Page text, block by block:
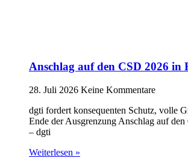
Anschlag auf den CSD 2026 in
28. Juli 2026 Keine Kommentare
dgti fordert konsequenten Schutz, volle
Ende der Ausgrenzung Anschlag auf
– dgti
Weiterlesen »